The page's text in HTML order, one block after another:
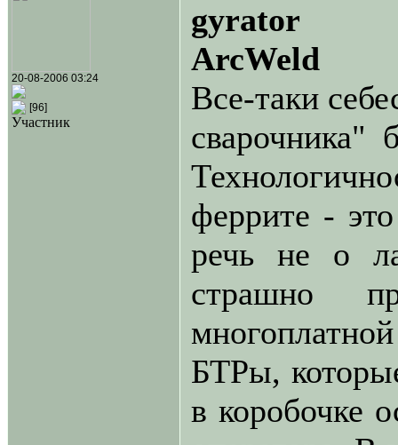
20-08-2006 03:24
[96]
Участник
gyrator
ArcWeld
Все-таки
сварочника"
феррите -
речь не о
страшно
БТРы,
в коробочке